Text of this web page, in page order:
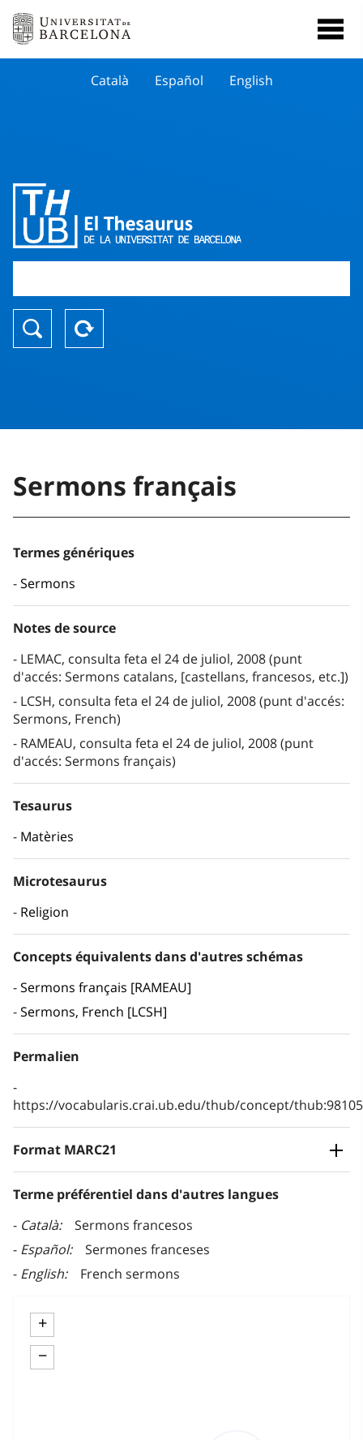
Català Español English
Sermons français
Termes génériques
Sermons
Notes de source
LEMAC, consulta feta el 24 de juliol, 2008 (punt
d'accés: Sermons catalans, [castellans, francesos, etc.])
LCSH, consulta feta el 24 de juliol, 2008 (punt d'accés:
Sermons, French)
RAMEAU, consulta feta el 24 de juliol, 2008 (punt
d'accés: Sermons français)
Tesaurus
Matèries
Microtesaurus
Religion
Concepts équivalents dans d'autres schémas
Sermons français [RAMEAU]
Sermons, French [LCSH]
Permalien
https://vocabularis.crai.ub.edu/thub/concept/
Format MARC21
Terme préférentiel dans d'autres langues
Català
Sermons francesos
Español
Sermones franceses
English
French sermons
+
−